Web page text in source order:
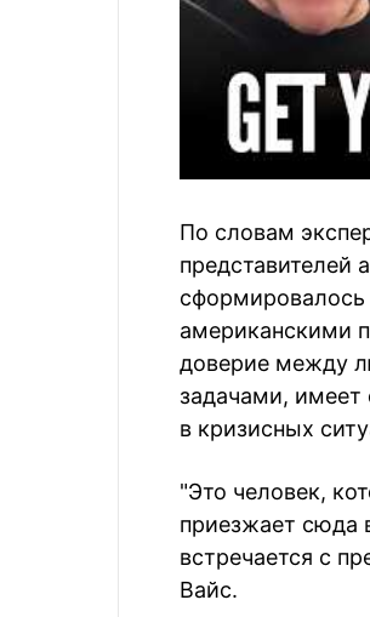
По словам
представителей
сформировалось
американскими
доверие между
задачами, имеет
в кризисных
"Это человек,
приезжает сюда
встречается с
Вайс.